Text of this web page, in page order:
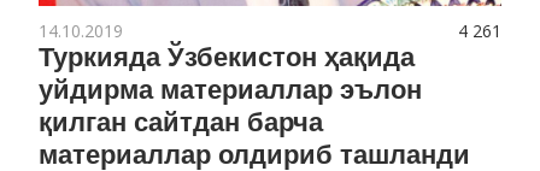
4 261
14.10.2019
Туркияда Ўзбекистон ҳақида
уйдирма материаллар эълон
қилган сайтдан барча
материаллар олдириб ташланди